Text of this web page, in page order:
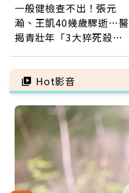
一般健檢查不出！張元
瀚、王凱40幾歲驟逝…醫
揭青壯年「3大猝死殺
雷
Hot影音